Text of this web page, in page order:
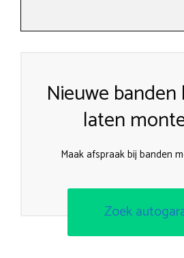
Nieuwe
laten
Maak afspraak bij banden
Zoek